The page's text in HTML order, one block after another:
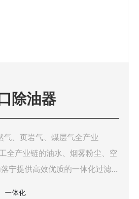
除油器
气、页岩气、煤层气全产业
全产业链的油水、烟雾粉尘、空
宁提供高效优质的一体化过滤
一体化